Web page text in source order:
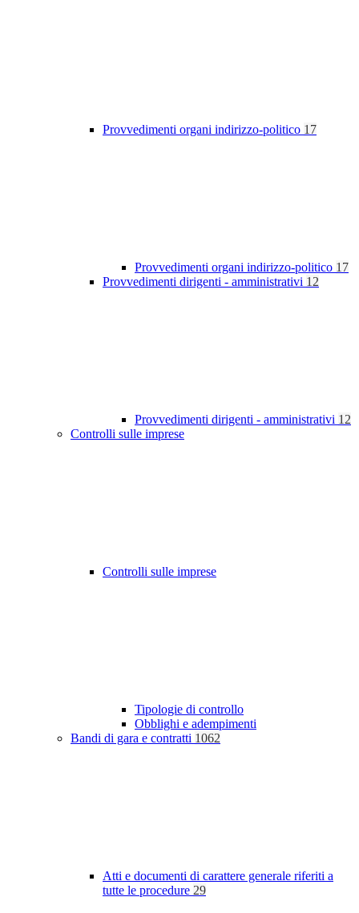
Provvedimenti organi indirizzo-politico 17
Provvedimenti organi indirizzo-politico 17
Provvedimenti dirigenti - amministrativi 12
Provvedimenti dirigenti - amministrativi 12
Controlli sulle imprese
Controlli sulle imprese
Tipologie di controllo
Obblighi e adempimenti
Bandi di gara e contratti 1062
Atti e documenti di carattere generale riferiti a
tutte le procedure 29